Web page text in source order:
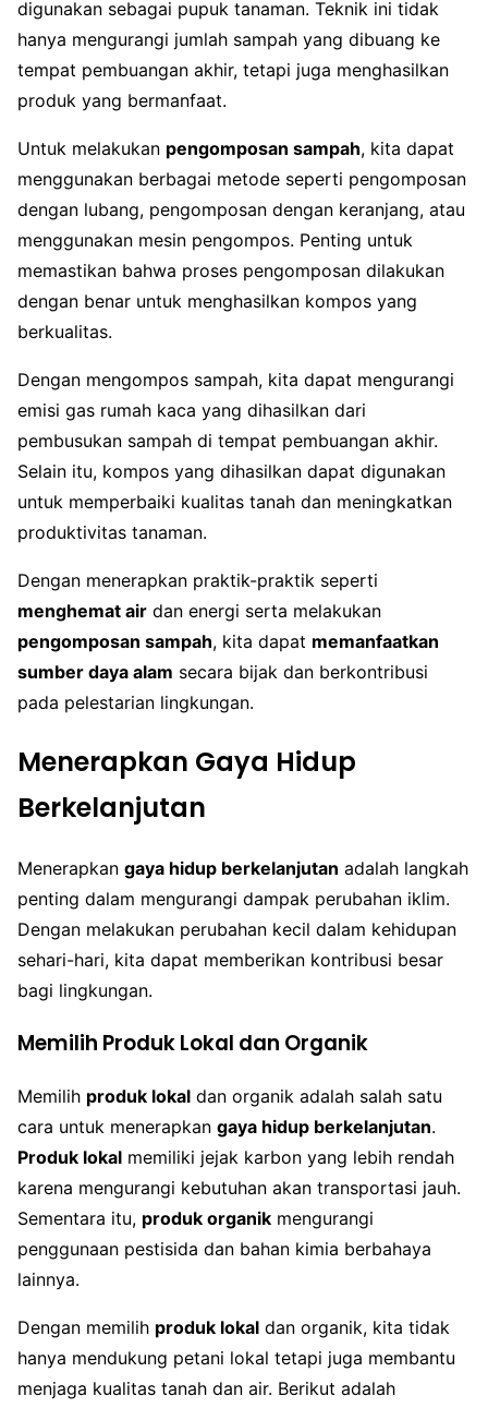
digunakan sebagai pupuk tanaman. Teknik ini tidak
hanya mengurangi jumlah sampah yang dibuang ke
tempat pembuangan akhir, tetapi juga menghasilkan
produk yang bermanfaat.
Untuk melakukan pengomposan sampah, kita dapat
menggunakan berbagai metode seperti pengomposan
dengan lubang, pengomposan dengan keranjang, atau
menggunakan mesin pengompos. Penting untuk
memastikan bahwa proses pengomposan dilakukan
dengan benar untuk menghasilkan kompos yang
berkualitas.
Dengan mengompos sampah, kita dapat mengurangi
emisi gas rumah kaca yang dihasilkan dari
pembusukan sampah di tempat pembuangan akhir.
Selain itu, kompos yang dihasilkan dapat digunakan
untuk memperbaiki kualitas tanah dan meningkatkan
produktivitas tanaman.
Dengan menerapkan praktik-praktik seperti
menghemat air dan energi serta melakukan
pengomposan sampah, kita dapat memanfaatkan
sumber daya alam secara bijak dan berkontribusi
pada pelestarian lingkungan.
Menerapkan Gaya Hidup
Berkelanjutan
Menerapkan gaya hidup berkelanjutan adalah langkah
penting dalam mengurangi dampak perubahan iklim.
Dengan melakukan perubahan kecil dalam kehidupan
sehari-hari, kita dapat memberikan kontribusi besar
bagi lingkungan.
Memilih Produk Lokal dan Organik
Memilih produk lokal dan organik adalah salah satu
cara untuk menerapkan gaya hidup berkelanjutan.
Produk lokal memiliki jejak karbon yang lebih rendah
karena mengurangi kebutuhan akan transportasi jauh.
Sementara itu, produk organik mengurangi
penggunaan pestisida dan bahan kimia berbahaya
lainnya.
Dengan memilih produk lokal dan organik, kita tidak
hanya mendukung petani lokal tetapi juga membantu
menjaga kualitas tanah dan air. Berikut adalah